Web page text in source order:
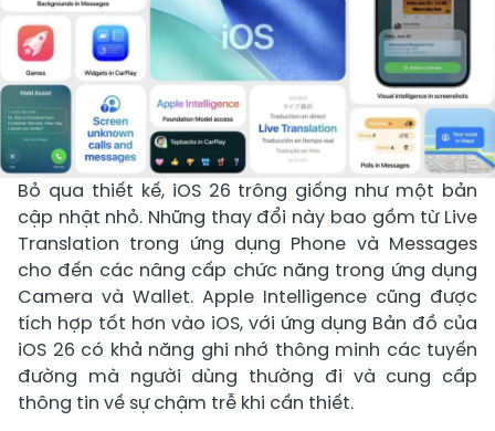
Bỏ qua thiết kế, iOS 26 trông giống như một bản
cập nhật nhỏ. Những thay đổi này bao gồm từ Live
Translation trong ứng dụng Phone và Messages
cho đến các nâng cấp chức năng trong ứng dụng
Camera và Wallet. Apple Intelligence cũng được
tích hợp tốt hơn vào iOS, với ứng dụng Bản đồ của
iOS 26 có khả năng ghi nhớ thông minh các tuyến
đường mà người dùng thường đi và cung cấp
thông tin về sự chậm trễ khi cần thiết.